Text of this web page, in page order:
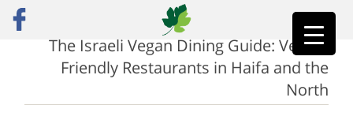
ראשי»
restaurant guide haifa
The Israeli Vegan Dining Guide: Vegan-
Friendly Restaurants in Haifa and the
North